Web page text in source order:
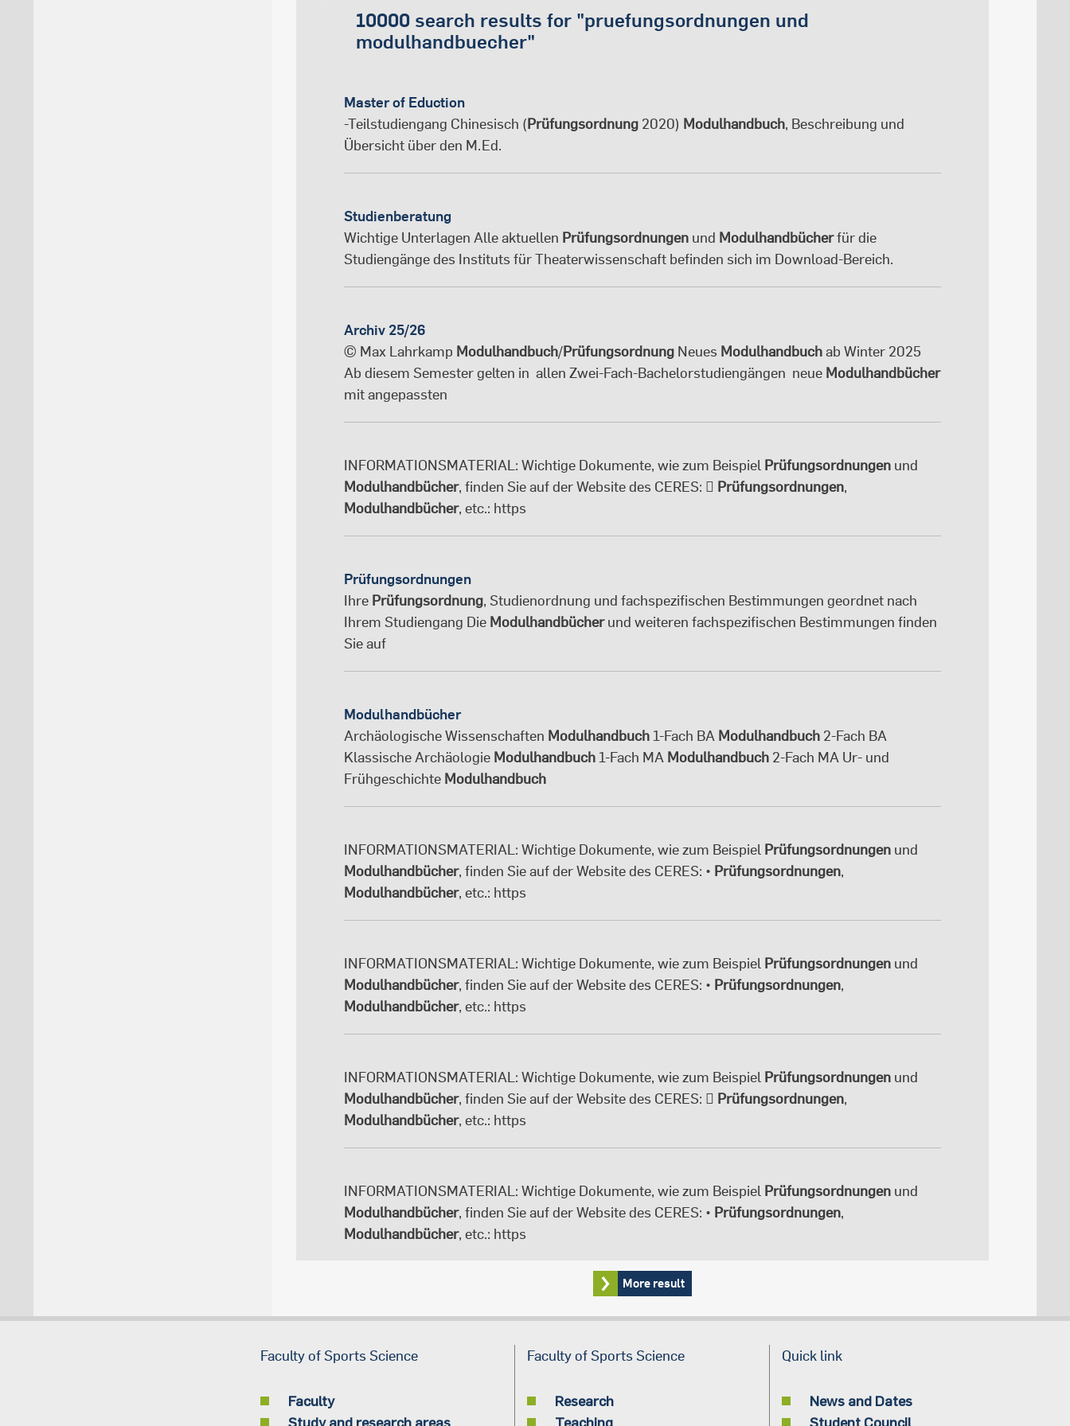
10000 search results for "pruefungsordnungen und
modulhandbuecher"
Master of Eduction
-Teilstudiengang Chinesisch (Prüfungsordnung 2020) Modulhandbuch, Beschreibung und
Übersicht über den M. Ed.
Studienberatung
Wichtige Unterlagen Alle aktuellen Prüfungsordnungen und Modulhandbücherfür die
Studiengänge des Instituts für Theaterwissenschaft befinden sich im Download-Bereich.
Archiv 25/26
© Max Lahrkamp Modulhandbuch/Prüfungsordnung Neues Modulhandbuchab Winter 2025
Ab diesem Semester gelten in allen Zwei-Fach-Bachelorstudiengängen neue Modulhandbücher
mit angepassten
INFORMATIONSMATERIAL: Wichtige Dokumente, wie zum Beispiel Prüfungsordnungen und
Modulhandbücher, finden Sie auf der Website des CERES:  Prüfungsordnungen,
Modulhandbücher, etc.: https
Prüfungsordnungen
Ihre Prüfungsordnung, Studienordnung und fachspezifischen Bestimmungen geordnet nach
Ihrem Studiengang Die Modulhandbücherund weiteren fachspezifischen Bestimmungen finden
Sie auf
Modulhandbücher
Archäologische Wissenschaften Modulhandbuch 1-Fach BA Modulhandbuch 2-Fach BA
Klassische Archäologie Modulhandbuch 1-Fach MA Modulhandbuch 2-Fach MA Ur- und
Frühgeschichte Modulhandbuch
INFORMATIONSMATERIAL: Wichtige Dokumente, wie zum Beispiel Prüfungsordnungen und
Modulhandbücher, finden Sie auf der Website des CERES: • Prüfungsordnungen,
Modulhandbücher, etc.: https
INFORMATIONSMATERIAL: Wichtige Dokumente, wie zum Beispiel Prüfungsordnungen und
Modulhandbücher, finden Sie auf der Website des CERES: • Prüfungsordnungen,
Modulhandbücher, etc.: https
INFORMATIONSMATERIAL: Wichtige Dokumente, wie zum Beispiel Prüfungsordnungen und
Modulhandbücher, finden Sie auf der Website des CERES:  Prüfungsordnungen,
Modulhandbücher, etc.: https
INFORMATIONSMATERIAL: Wichtige Dokumente, wie zum Beispiel Prüfungsordnungen und
Modulhandbücher, finden Sie auf der Website des CERES: • Prüfungsordnungen,
Modulhandbücher, etc.: https
Faculty of Sports Science
Faculty
Study and research areas
Faculty of Sports Science
Research
Teaching
Quick link
News and Dates
Student Council